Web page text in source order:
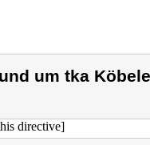
um tka
directive]